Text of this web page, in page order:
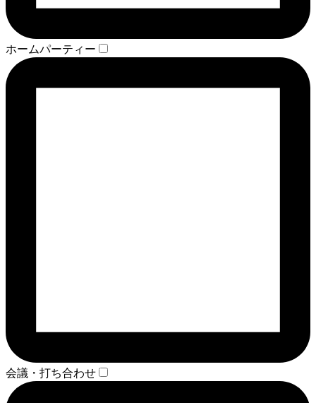
ホームパーティー
会議・打ち合わせ